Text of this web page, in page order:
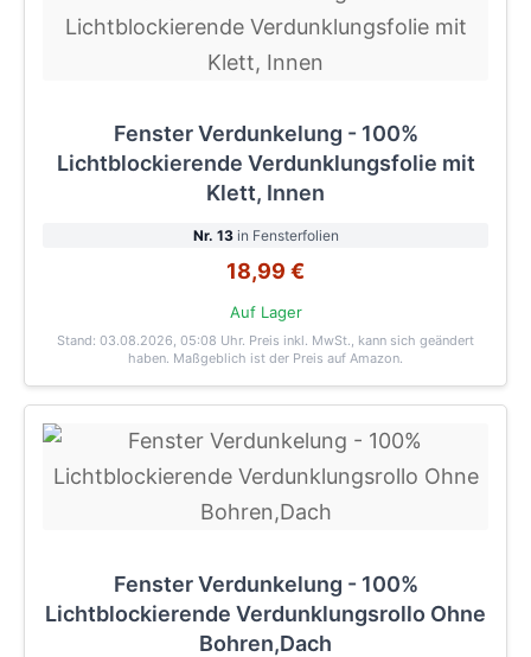
Fenster Verdunkelung - 100%
Lichtblockierende Verdunklungsfolie mit
Klett, Innen
Nr. 13in Fensterfolien
18,99 €
Auf Lager
Stand: 03.08.2026, 05:08 Uhr. Preis inkl. MwSt., kann sich geändert
haben. Maßgeblich ist der Preis auf Amazon.
Fenster Verdunkelung - 100%
Lichtblockierende Verdunklungsrollo Ohne
Bohren,Dach